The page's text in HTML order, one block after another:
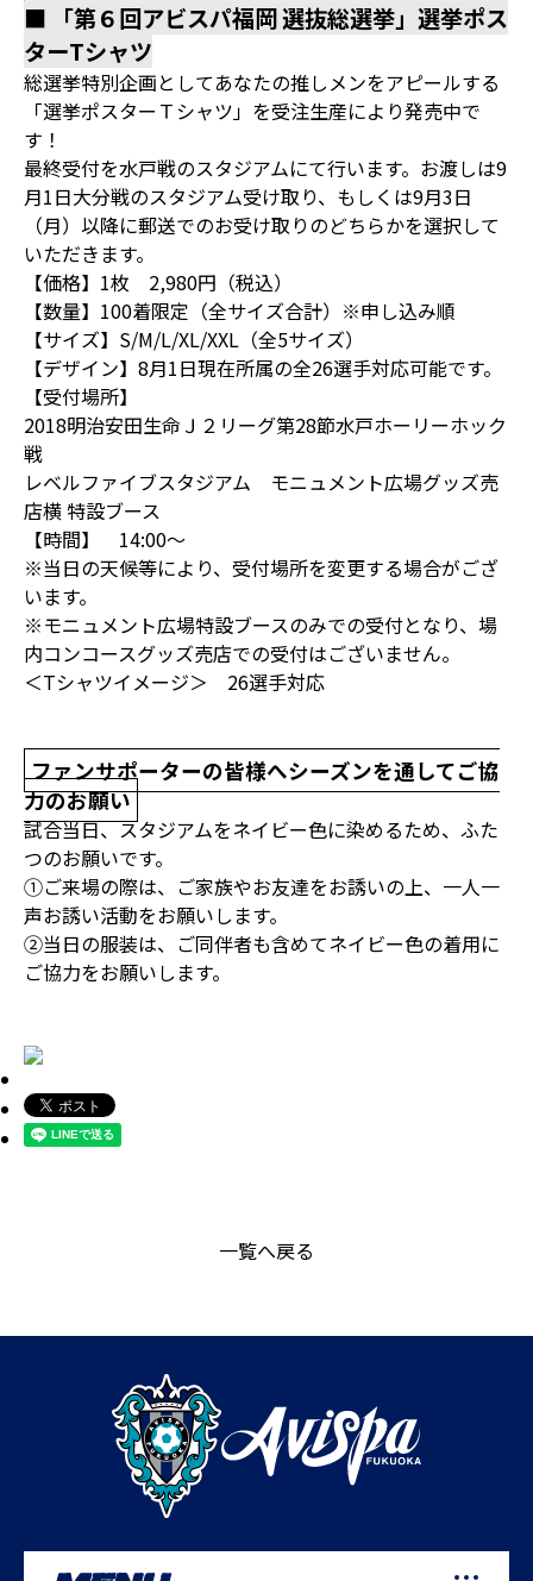
■ 「第６回アビスパ福岡 選抜総選挙」選挙ポス
ターTシャツ
総選挙特別企画としてあなたの推しメンをアピールする
「選挙ポスターＴシャツ」を受注生産により発売中で
す！
最終受付を水戸戦のスタジアムにて行います。お渡しは9
月1日大分戦のスタジアム受け取り、もしくは9月3日
（月）以降に郵送でのお受け取りのどちらかを選択して
いただきます。
【価格】1枚 2,980円（税込）
【数量】100着限定（全サイズ合計）※申し込み順
【サイズ】S/M/L/XL/XXL（全5サイズ）
【デザイン】8月1日現在所属の全26選手対応可能です。
【受付場所】
2018明治安田生命Ｊ２リーグ第28節水戸ホーリーホック
戦
レベルファイブスタジアム モニュメント広場グッズ売
店横 特設ブース
【時間】 14:00～
※当日の天候等により、受付場所を変更する場合がござ
います。
※モニュメント広場特設ブースのみでの受付となり、場
内コンコースグッズ売店での受付はございません。
＜Tシャツイメージ＞ 26選手対応
ファンサポーターの皆様へシーズンを通してご協
力のお願い
試合当日、スタジアムをネイビー色に染めるため、ふた
つのお願いです。
①ご来場の際は、ご家族やお友達をお誘いの上、一人一
声お誘い活動をお願いします。
②当日の服装は、ご同伴者も含めてネイビー色の着用に
ご協力をお願いします。
一覧へ戻る